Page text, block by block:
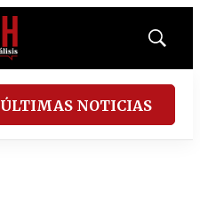
Mostrar
ÚLTIMAS NOTICIAS